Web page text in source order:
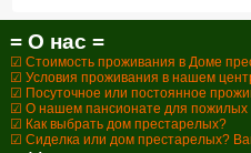
= О нас =
☑ Стоимость проживания в Доме
☑ Условия проживания в нашем
☑ Посуточное или постоянное
☑ О нашем пансионате для пожилых
☑ Как выбрать дом престарелых?
☑ Сиделка или дом престарелых?